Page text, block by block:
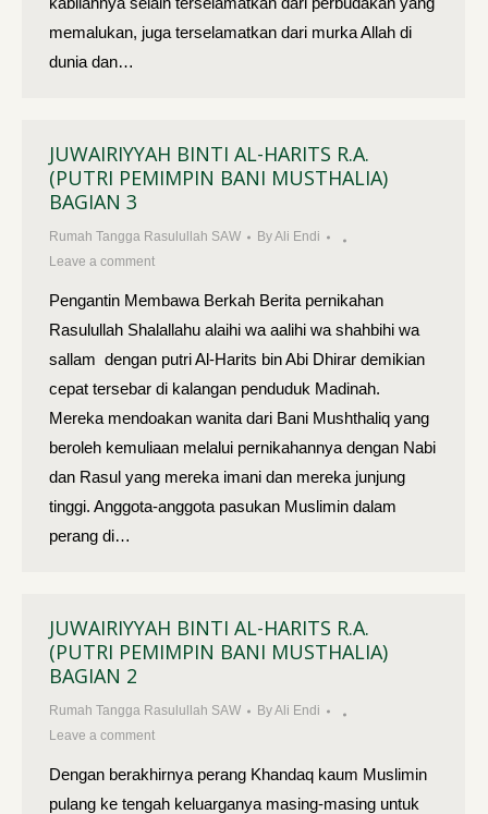
memalukan, juga terselamatkan dari murka Allah di
dunia dan…
JUWAIRIYYAH BINTI AL-HARITS R.A.
(PUTRI PEMIMPIN BANI MUSTHALIA)
BAGIAN 3
Rumah Tangga Rasulullah SAW ByAli Endi
Leave a comment
Pengantin Membawa Berkah Berita pernikahan
Rasulullah Shalallahu alaihi wa aalihi wa shahbihi wa
sallam dengan putri Al-Harits bin Abi Dhi­rar demikian
cepat tersebar di kalangan penduduk Madinah.
Mereka mendoakan wanita dari Bani Mushthaliq yang
beroleh kemuliaan mela­lui pernikahannya dengan Nabi
dan Rasul yang mereka imani dan me­reka junjung
tinggi. Anggota-anggota pasukan Muslimin dalam
perang di…
JUWAIRIYYAH BINTI AL-HARITS R.A.
(PUTRI PEMIMPIN BANI MUSTHALIA)
BAGIAN 2
Rumah Tangga Rasulullah SAW ByAli Endi
Leave a comment
Dengan berakhirnya perang Khandaq kaum Muslimin
pulang ke tengah keluarganya masing-masing untuk